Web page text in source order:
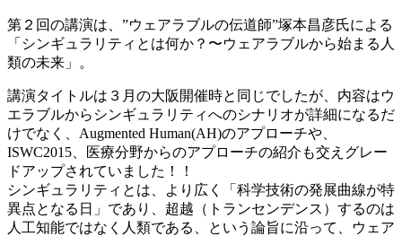
第２回の講演は、”ウェアラブルの伝道師”塚本昌彦氏による
「シンギュラリティとは何か？〜ウェアラブルから始まる人
類の未来」。
講演タイトルは３月の大阪開催時と同じでしたが、内容はウ
エラブルからシンギュラリティへのシナリオが詳細になるだ
けでなく、Augmented Human(AH)のアプローチや、
ISWC2015、医療分野からのアプローチの紹介も交えグレー
ドアップされていました！！
シンギュラリティとは、より広く「科学技術の発展曲線が特
異点となる日」であり、超越（トランセンデンス）するのは
人工知能ではなく人類である、という論旨に沿って、ウェア